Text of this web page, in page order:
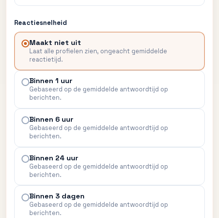
Reactiesnelheid
Maakt niet uit
Laat alle profielen zien, ongeacht gemiddelde
reactietijd.
Binnen 1 uur
Gebaseerd op de gemiddelde antwoordtijd op
berichten.
Binnen 6 uur
Gebaseerd op de gemiddelde antwoordtijd op
berichten.
Binnen 24 uur
Gebaseerd op de gemiddelde antwoordtijd op
berichten.
Binnen 3 dagen
Gebaseerd op de gemiddelde antwoordtijd op
berichten.